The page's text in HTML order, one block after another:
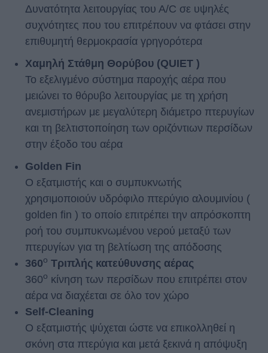
Δυνατότητα λειτουργίας του Α/C σε υψηλές
συχνότητες που του επιτρέπουν να φτάσει στην
επιθυμητή θερμοκρασία γρηγορότερα
Χαμηλή Στάθμη Θορύβου (QUIET )
Το εξελιγμένο σύστημα παροχής αέρα που
μειώνει το θόρυβο λειτουργίας με τη χρήση
ανεμιστήρων με μεγαλύτερη διάμετρο πτερυγίων
και τη βελτιστοποίηση των οριζόντιων περσίδων
στην έξοδο του αέρα
Golden Fin
Ο εξατμιστής και ο συμπυκνωτής
χρησιμοποιούν υδρόφιλο πτερύγιο αλουμινίου (
golden fin ) το οποίο επιτρέπει την απρόσκοπτη
ροή του συμπυκνωμένου νερού μεταξύ των
πτερυγίων για τη βελτίωση της απόδοσης
360ο Τριπλής κατεύθυνσης αέρας
360ο κίνηση των περσίδων που επιτρέπει στον
αέρα να διαχέεται σε όλο τον χώρο
Self-Cleaning
Ο εξατμιστής ψύχεται ώστε να επικολληθεί η
σκόνη στα πτερύγια και μετά ξεκινά η απόψυξη